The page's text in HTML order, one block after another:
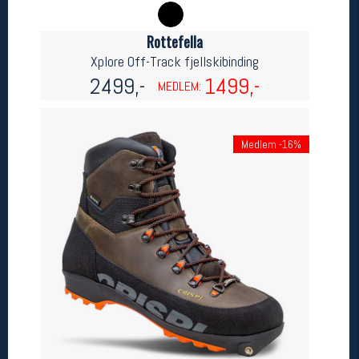
Rottefella
Xplore Off-Track fjellskibinding
2499,- MEDLEM: 1499,-
Medlem -16%
Salgsbetingelser
Personsvernerklæring
Informasjonskapsler
Ledige stillinger
Ledige stillinger
Følg oss på